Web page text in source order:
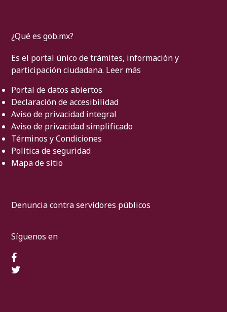
¿Qué es gob.mx?
Es el portal único de trámites, información y
participación ciudadana. Leer más
Portal de datos abiertos
Declaración de accesibilidad
Aviso de privacidad integral
Aviso de privacidad simplificado
Términos y Condiciones
Política de seguridad
Mapa de sitio
Denuncia contra servidores públicos
Síguenos en